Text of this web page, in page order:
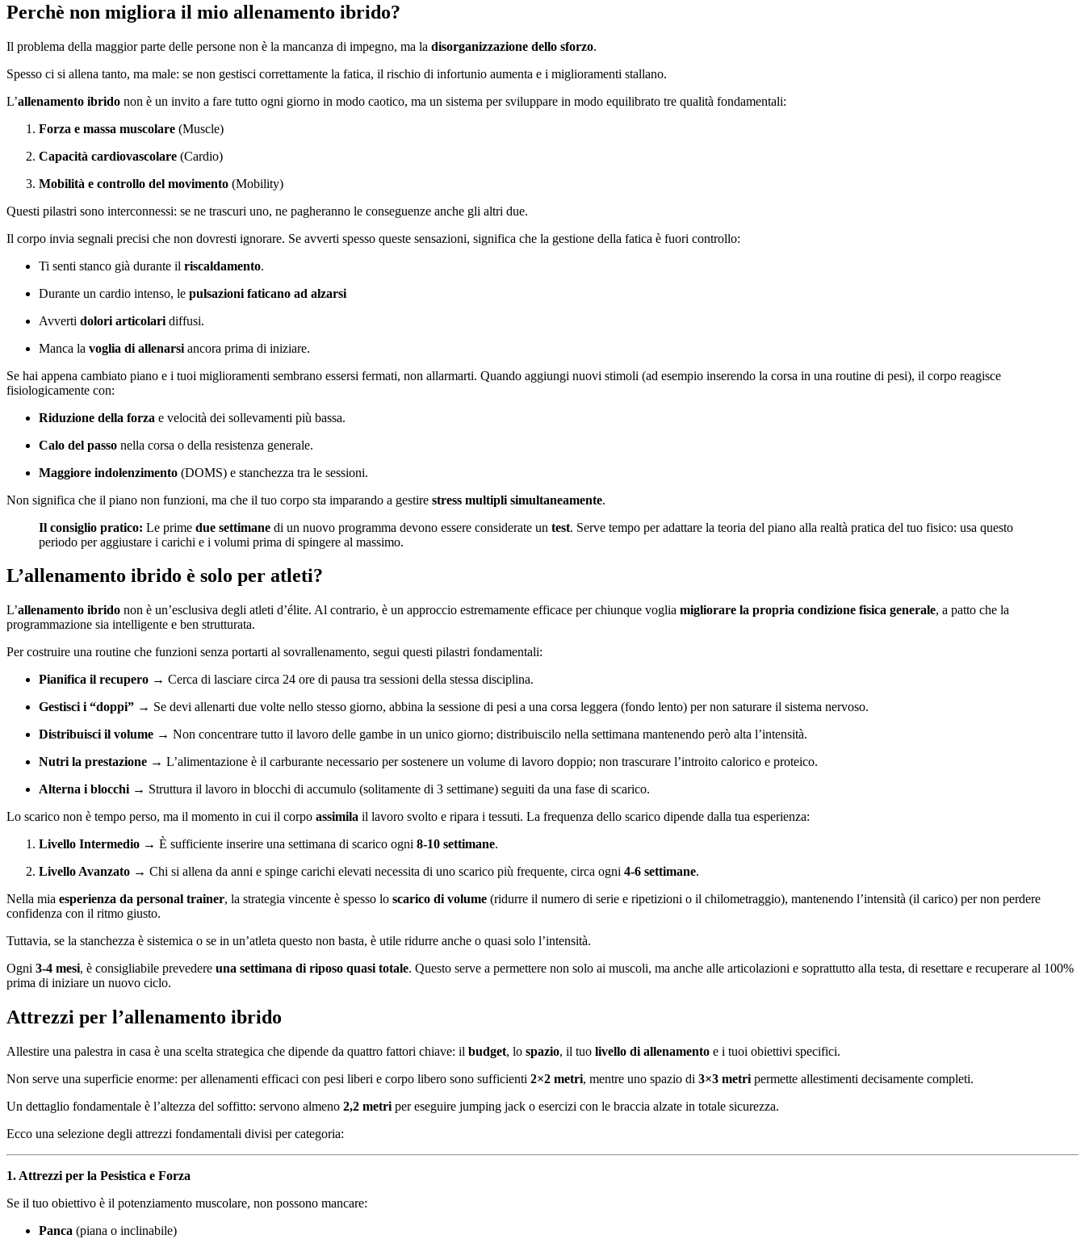
Perchè non migliora il mio allenamento ibrido?
Il problema della maggior parte delle persone non è la mancanza di impegno, ma la disorganizzazione dello sforzo.
Spesso ci si allena tanto, ma male: se non gestisci correttamente la fatica, il rischio di infortunio aumenta e i miglioramenti stallano.
L’allenamento ibrido non è un invito a fare tutto ogni giorno in modo caotico, ma un sistema per sviluppare in modo equilibrato tre qualità fondamentali:
Forza e massa muscolare (Muscle)
Capacità cardiovascolare (Cardio)
Mobilità e controllo del movimento (Mobility)
Questi pilastri sono interconnessi: se ne trascuri uno, ne pagheranno le conseguenze anche gli altri due.
Il corpo invia segnali precisi che non dovresti ignorare. Se avverti spesso queste sensazioni, significa che la gestione della fatica è fuori controllo:
Ti senti stanco già durante il riscaldamento.
Durante un cardio intenso, le pulsazioni faticano ad alzarsi
Avverti dolori articolari diffusi.
Manca la voglia di allenarsi ancora prima di iniziare.
Se hai appena cambiato piano e i tuoi miglioramenti sembrano essersi fermati, non allarmarti. Quando aggiungi nuovi stimoli (ad esempio inserendo la corsa in una routine di pesi), il corpo reagisce
fisiologicamente con:
Riduzione della forza e velocità dei sollevamenti più bassa.
Calo del passo nella corsa o della resistenza generale.
Maggiore indolenzimento (DOMS) e stanchezza tra le sessioni.
Non significa che il piano non funzioni, ma che il tuo corpo sta imparando a gestire stress multipli simultaneamente.
Il consiglio pratico: Le prime due settimane di un nuovo programma devono essere considerate un test. Serve tempo per adattare la teoria del piano alla realtà pratica del tuo fisico: usa questo
periodo per aggiustare i carichi e i volumi prima di spingere al massimo.
L’allenamento ibrido è solo per atleti?
L’allenamento ibrido non è un’esclusiva degli atleti d’élite. Al contrario, è un approccio estremamente efficace per chiunque voglia migliorare la propria condizione fisica generale, a patto che la
programmazione sia intelligente e ben strutturata.
Per costruire una routine che funzioni senza portarti al sovrallenamento, segui questi pilastri fondamentali:
Pianifica il recupero → Cerca di lasciare circa 24 ore di pausa tra sessioni della stessa disciplina.
Gestisci i “doppi” → Se devi allenarti due volte nello stesso giorno, abbina la sessione di pesi a una corsa leggera (fondo lento) per non saturare il sistema nervoso.
Distribuisci il volume → Non concentrare tutto il lavoro delle gambe in un unico giorno; distribuiscilo nella settimana mantenendo però alta l’intensità.
Nutri la prestazione → L’alimentazione è il carburante necessario per sostenere un volume di lavoro doppio; non trascurare l’introito calorico e proteico.
Alterna i blocchi → Struttura il lavoro in blocchi di accumulo (solitamente di 3 settimane) seguiti da una fase di scarico.
Lo scarico non è tempo perso, ma il momento in cui il corpo assimila il lavoro svolto e ripara i tessuti. La frequenza dello scarico dipende dalla tua esperienza:
Livello Intermedio → È sufficiente inserire una settimana di scarico ogni 8-10 settimane.
Livello Avanzato → Chi si allena da anni e spinge carichi elevati necessita di uno scarico più frequente, circa ogni 4-6 settimane.
Nella mia esperienza da personal trainer, la strategia vincente è spesso lo scarico di volume (ridurre il numero di serie e ripetizioni o il chilometraggio), mantenendo l’intensità (il carico) per non perdere
confidenza con il ritmo giusto.
Tuttavia, se la stanchezza è sistemica o se in un’atleta questo non basta, è utile ridurre anche o quasi solo l’intensità.
Ogni 3-4 mesi, è consigliabile prevedere una settimana di riposo quasi totale. Questo serve a permettere non solo ai muscoli, ma anche alle articolazioni e soprattutto alla testa, di resettare e recuperare al 100%
prima di iniziare un nuovo ciclo.
Attrezzi per l’allenamento ibrido
Allestire una palestra in casa è una scelta strategica che dipende da quattro fattori chiave: il budget, lo spazio, il tuo livello di allenamento e i tuoi obiettivi specifici.
Non serve una superficie enorme: per allenamenti efficaci con pesi liberi e corpo libero sono sufficienti 2×2 metri, mentre uno spazio di 3×3 metri permette allestimenti decisamente completi.
Un dettaglio fondamentale è l’altezza del soffitto: servono almeno 2,2 metri per eseguire jumping jack o esercizi con le braccia alzate in totale sicurezza.
Ecco una selezione degli attrezzi fondamentali divisi per categoria:
1. Attrezzi per la Pesistica e Forza
Se il tuo obiettivo è il potenziamento muscolare, non possono mancare:
Panca (piana o inclinabile)